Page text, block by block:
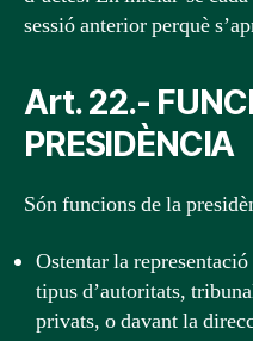
sessió anterior perquè
Art. 22.-
PRESIDÈNCIA
Són funcions de la
Ostentar la
tipus d’autoritats,
privats, o davant la